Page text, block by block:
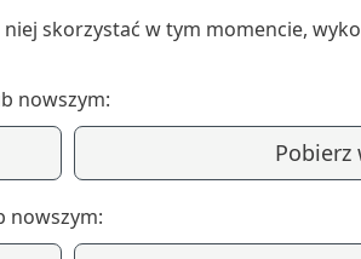
skorzystać w tym momencie,
nowszym:
Pobierz
nowszym: